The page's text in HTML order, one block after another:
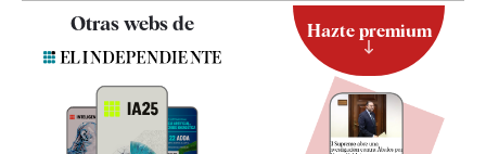
Contacto
Quiénes somos
Otras webs de Hazte premium